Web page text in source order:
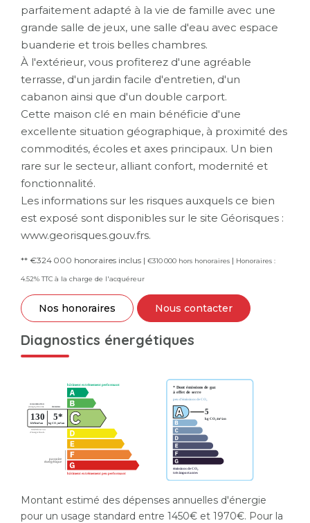
parfaitement adapté à la vie de famille avec une
grande salle de jeux, une salle d'eau avec espace
buanderie et trois belles chambres.
À l'extérieur, vous profiterez d'une agréable
terrasse, d'un jardin facile d'entretien, d'un
cabanon ainsi que d'un double carport.
Cette maison clé en main bénéficie d'une
excellente situation géographique, à proximité des
commodités, écoles et axes principaux. Un bien
rare sur le secteur, alliant confort, modernité et
fonctionnalité.
Les informations sur les risques auxquels ce bien
est exposé sont disponibles sur le site Géorisques :
www.georisques.gouv.frs.
** €324 000 honoraires inclus | €310 000 hors honoraires | Honoraires :
4.52% TTC à la charge de l'acquéreur
Nos honoraires Nous contacter
Diagnostics énergétiques
Montant estimé des dépenses annuelles d'énergie
pour un usage standard entre 1450€ et 1970€. Pour la